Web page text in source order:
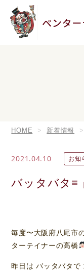
HOME 新着情報
2021.04.10 お知
バッタバタ
毎度〜大阪府八尾市
ターテイナーの高橋
昨日は バッタバタで